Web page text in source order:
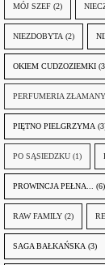
MÓJ SZEF (2)
NIEZDOBYTA (2)
OKIEM CUDZOZIEMKI
PERFUMERIA
PIĘTNO PIELGRZYMA
PO SĄSIEDZKU (1)
PROWINCJA PEŁNA... (6)
RAW FAMILY (2)
SAGA BAŁKAŃSKA (3)